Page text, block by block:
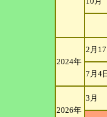
2024年
2月17
7月4
2026年
3月